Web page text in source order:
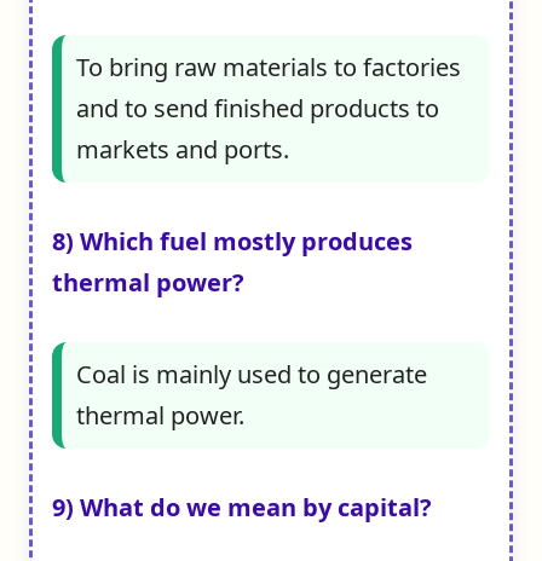
To bring raw materials to factories
and to send finished products to
markets and ports.
8) Which fuel mostly produces
thermal power?
Coal is mainly used to generate
thermal power.
9) What do we mean by capital?